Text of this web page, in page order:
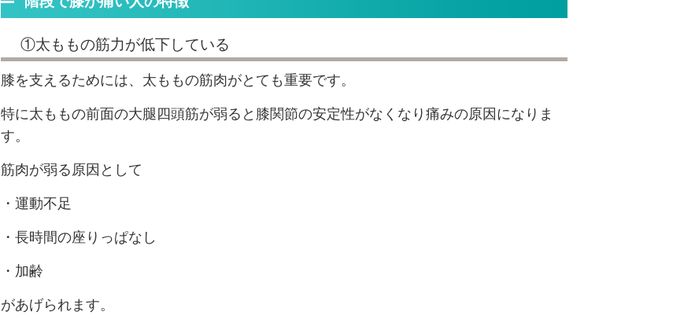
①太ももの筋力が低下している
膝を支えるためには、太ももの筋肉がとても重要です。
特に太ももの前面の大腿四頭筋が弱ると膝関節の安定性がなくなり痛みの原因になりま
す。
筋肉が弱る原因として
・運動不足
・長時間の座りっぱなし
・加齢
があげられます。